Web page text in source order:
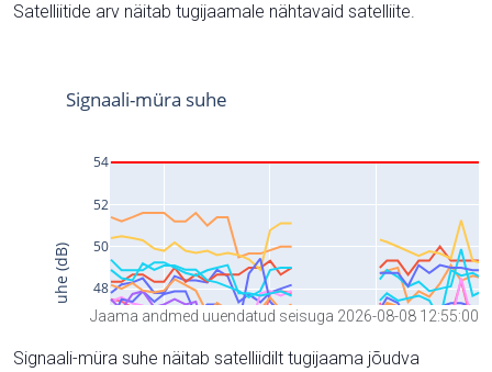
Satelliitide arv näitab tugijaamale nähtavaid satelliite.
Jaama andmed uuendatud seisuga 2026-08-08 12:55:00
Signaali-müra suhe näitab satelliidilt tugijaama jõudva